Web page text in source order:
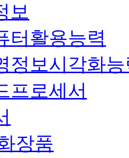
보
터활용능력
정보시각화
프로세서
장품